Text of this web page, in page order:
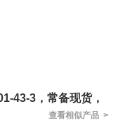
43-3，常备现货，
查看相似产品 >